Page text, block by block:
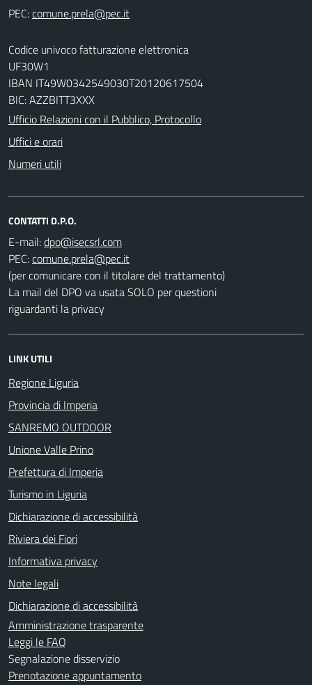
PEC:
Codice univoco fatturazione elettronica
UF30W1
IBAN IT49W0342549030T20120617504
BIC: AZZBITT3XXX
Ufficio Relazioni con il Pubblico, Protocollo
Uffici e orari
Numeri utili
CONTATTI D.P.O.
E-mail:
PEC:
(per comunicare con il titolare del trattamento)
La mail del DPO va usata SOLO per questioni
riguardanti la privacy
LINK UTILI
Regione Liguria
Provincia di Imperia
SANREMO OUTDOOR
Unione Valle Prino
Prefettura di Imperia
Turismo in Liguria
Dichiarazione di accessibilità
Riviera dei Fiori
Informativa privacy
Note legali
Dichiarazione di accessibilità
Amministrazione trasparente
Leggi le FAQ
Segnalazione disservizio
Prenotazione appuntamento